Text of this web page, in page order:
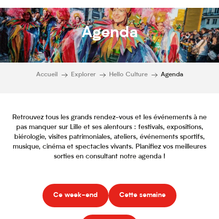
Agenda
Accueil Explorer Hello Culture Agenda
Retrouvez tous les grands rendez-vous et les événements à ne
pas manquer sur Lille et ses alentours : festivals, expositions,
biérologie, visites patrimoniales, ateliers, événements sportifs,
musique, cinéma et spectacles vivants. Planifiez vos meilleures
sorties en consultant notre agenda !
Ce week-end Cette semaine